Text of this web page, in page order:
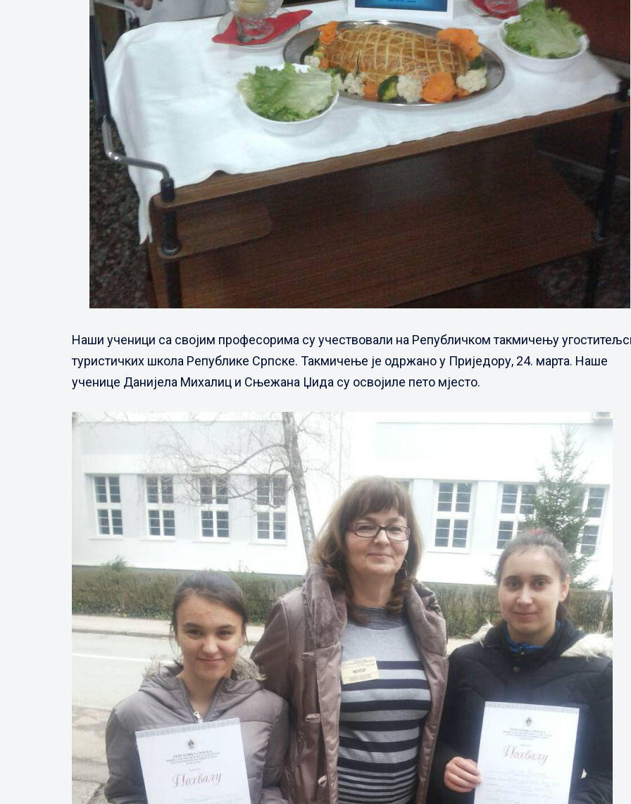
Наши ученици са својим професорима су учествовали на Републичком такмичењу
туристичких школа Републике Српске. Такмичење је одржано у Приједору, 24. марта. Наше
ученице Данијела Михалиц и Сњежана Џида су освојиле пето мјесто.